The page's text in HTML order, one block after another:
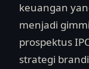
keuangan
menjadi
prospektus
strategi